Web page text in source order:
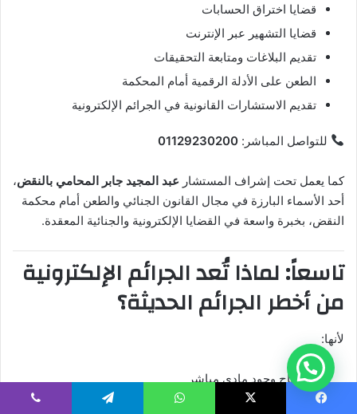
قضايا اختراق الحسابات
قضايا التشهير عبر الإنترنت
تقديم البلاغات ومتابعة التحقيقات
الطعن على الأدلة الرقمية أمام المحكمة
تقديم الاستشارات القانونية في الجرائم الإلكترونية
للتواصل المباشر:01129230200
كما يعمل تحت إشراف المستشار عبد المجيد جابر المحامي بالنقض،
أحد الأسماء البارزة في مجال القانون الجنائي والطعن أمام محكمة
النقض، بخبرة واسعة في القضايا الإلكترونية والجنائية المعقدة.
تاسعاً: لماذا تُعد الجرائم الإلكترونية
من أخطر الجرائم الحديثة؟
لأنها:
لا تحتاج وجود مادي مباشر
يمكن ارتكابها من أي مكان في العالم